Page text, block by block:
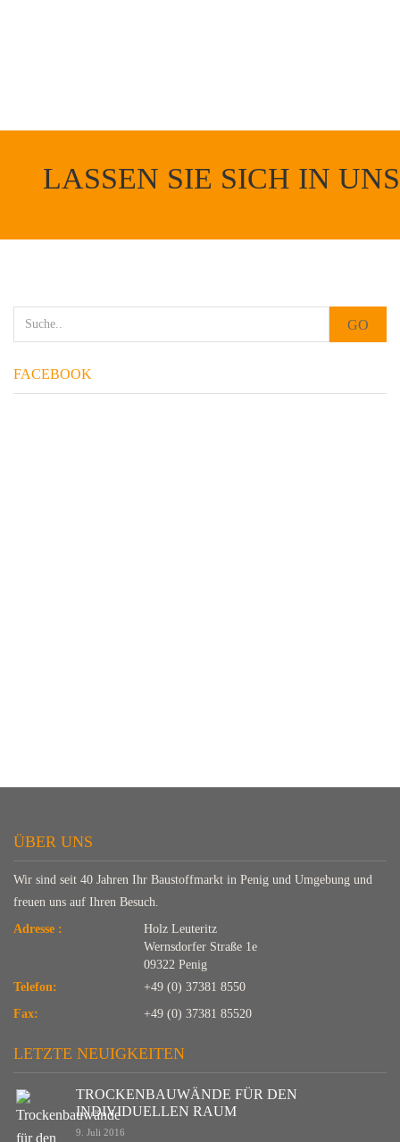
LASSEN SIE SICH IN
GO
FACEBOOK
ÜBER UNS
Wir sind seit 40 Jahren Ihr Baustoffmarkt in Penig und Umgebung und
freuen uns auf Ihren Besuch.
Adresse :
Holz Leuteritz
Wernsdorfer Straße 1e
09322 Penig
Telefon:
+49 (0) 37381 8550
Fax:
+49 (0) 37381 85520
LETZTE NEUIGKEITEN
TROCKENBAUWÄNDE FÜR DEN
INDIVIDUELLEN RAUM
9. Juli 2016